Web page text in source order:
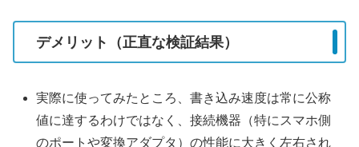
デメリット（正直な検証結果）
実際に使ってみたところ、書き込み速度は常に公称
値に達するわけではなく、接続機器（特にスマホ側
のポートや変換アダプタ）の性能に大きく左右され